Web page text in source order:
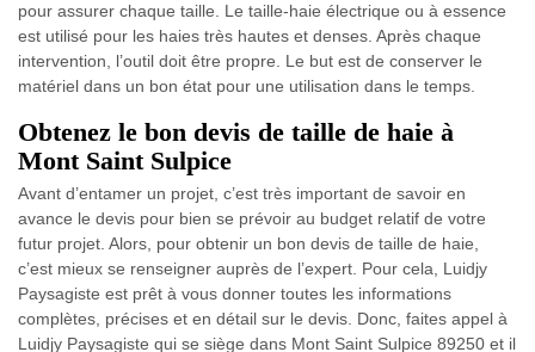
pour assurer chaque taille. Le taille-haie électrique ou à essence
est utilisé pour les haies très hautes et denses. Après chaque
intervention, l’outil doit être propre. Le but est de conserver le
matériel dans un bon état pour une utilisation dans le temps.
Obtenez le bon devis de taille de haie à
Mont Saint Sulpice
Avant d’entamer un projet, c’est très important de savoir en
avance le devis pour bien se prévoir au budget relatif de votre
futur projet. Alors, pour obtenir un bon devis de taille de haie,
c’est mieux se renseigner auprès de l’expert. Pour cela, Luidjy
Paysagiste est prêt à vous donner toutes les informations
complètes, précises et en détail sur le devis. Donc, faites appel à
Luidjy Paysagiste qui se siège dans Mont Saint Sulpice 89250 et il